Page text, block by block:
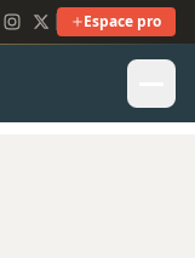
Espace pro